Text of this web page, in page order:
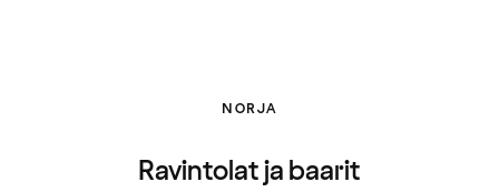
NORJA
Ravintolat ja baarit